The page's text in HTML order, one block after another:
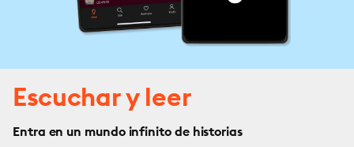
Escuchar y leer
Entra en un mundo infinito de historias